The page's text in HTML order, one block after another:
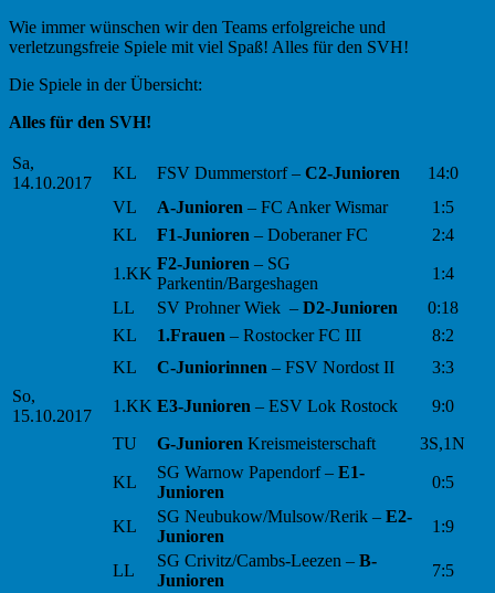
Wie immer wünschen wir den Teams erfolgreiche und
verletzungsfreie Spiele mit viel Spaß! Alles für den SVH!
Die Spiele in der Übersicht:
Alles für den SVH!
Sa,
14.10.2017
KL FSV Dummerstorf – C2-Junioren
14:0
VL
A-Junioren – FC Anker Wismar
1:5
KL
F1-Junioren – Doberaner FC 2:4
1.KK
F2-Junioren – SG
Parkentin/Bargeshagen
1:4
LL
SV Prohner Wiek – D2-Junioren
0:18
KL
1.Frauen – Rostocker FC III
8:2
KL
C-Juniorinnen – FSV Nordost II
3:3
So,
15.10.2017
1.KK E3-Junioren – ESV Lok Rostock
9:0
TU
G-Junioren Kreismeisterschaft 3S,1N
KL
SG Warnow Papendorf – E1-
Junioren
0:5
KL
SG Neubukow/Mulsow/Rerik – E2-
Junioren
1:9
LL
SG Crivitz/Cambs-Leezen – B-
Junioren
7:5